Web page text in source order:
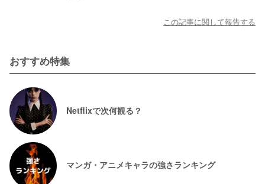
この記事に関して報告する
おすすめ特集
Netflixで次何観る？
マンガ・アニメキャラの強さランキング